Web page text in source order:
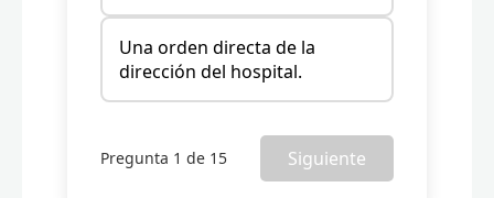
Una orden directa de la
dirección del hospital.
Pregunta 1 de 15 Siguiente